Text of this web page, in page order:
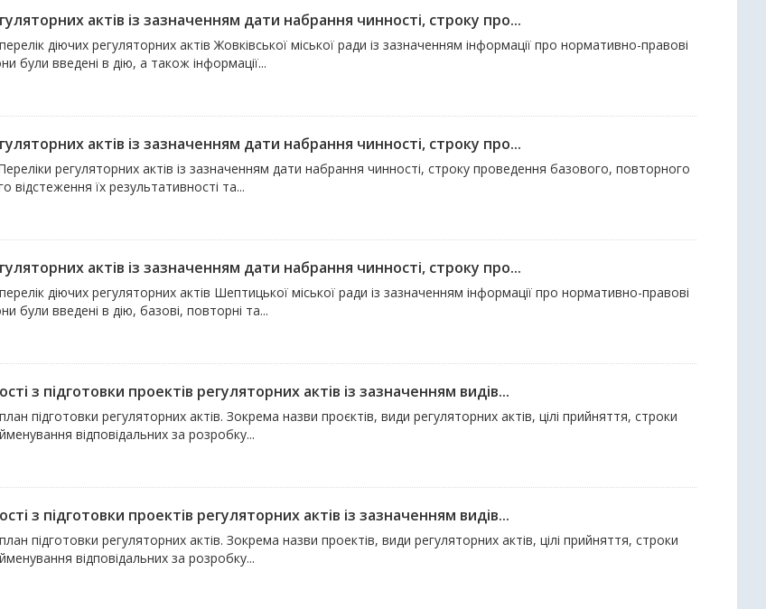
актів із зазначенням дати набрання чинності, строку про...
діючих регуляторних актів Жовківської міської ради із зазначенням інформації про нормативно-правові
були введені в дію, а також інформації...
актів із зазначенням дати набрання чинності, строку про...
регуляторних актів із зазначенням дати набрання чинності, строку проведення базового, повторного
відстеження їх результативності та...
актів із зазначенням дати набрання чинності, строку про...
діючих регуляторних актів Шептицької міської ради із зазначенням інформації про нормативно-правові
були введені в дію, базові, повторні та...
з підготовки проектів регуляторних актів із зазначенням видів...
підготовки регуляторних актів. Зокрема назви проєктів, види регуляторних актів, цілі прийняття, строки
відповідальних за розробку...
з підготовки проектів регуляторних актів із зазначенням видів...
підготовки регуляторних актів. Зокрема назви проектів, види регуляторних актів, цілі прийняття, строки
відповідальних за розробку...